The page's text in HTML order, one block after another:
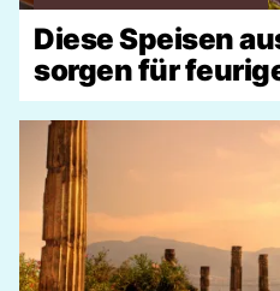
Diese Speisen
sorgen für